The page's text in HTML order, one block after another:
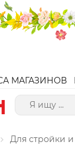
МАГАЗИНОВ
Для стройки